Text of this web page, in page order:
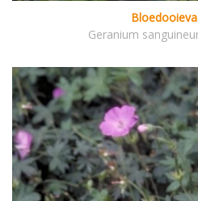
Geranium